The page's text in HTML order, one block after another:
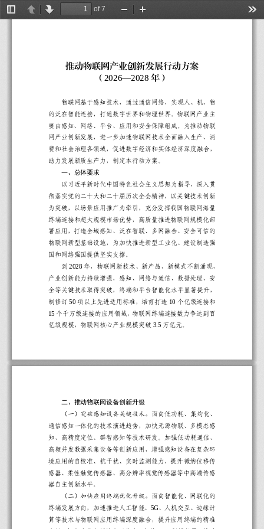
TogglePreviousNext
of 7
Zoom
推动物联网产业创新发展行动方案
（ 2026—2028 年 ）
物联网基于感知技术，通过通信网络， 实现人、机、物
的泛在智能连接，打通数字世界和物理世界。 物联网产业主
要由感知、网络、平台、应用和安全保障组成。
为推动物联
网产业创新发展，进一步加速物联网技术全面融入生产、消
费和社会治理各领域，促进数字经济和实体经济深度融合，
助力发展新质生产力，制定本行动方案。
一、
总体要求
以习近平新时代中国特色社会主义思想为指导，深入贯
彻落实党的二十大和二十届 历次全会精神， 以关键技术创新
为突破，以场景 应用推广 为牵引，充分发挥我国物联网 海量
终端连接和超大规模市场优势，高质量推进物联网规模化部
署应用，打造全域感知、泛在智联、多网融合、安全可信的
物联网新型基础设施，为加快推进新型工业化、建设制造强
国和网络强国提供坚实支撑。
到 2028 年，物联网新技术、新产品、新模式不断涌现，
产业创新能力持续增强， 感知、网络与通信、数据处理、安
全等关键技术取得突破， 终端和平台智能化水平显著提升，
制修订 50 项以上先进适用标准，培育打造 10 个亿级连接和
15 个千万级连接的应用领域，物联网终端连接数力 争达到百
亿级规模，物联网核心产业规模突破 3.5 万亿元。
二、 推动物联网设备创新升级
（一）突破感知设备关键技术。 面向低功耗、 集约化、
通信感知一体化的技术 演进趋势，加快无源物联、多模态感
知、高精度定位、群智感知等技术研发。 加强低功耗通信、
高频并发数据采集设备等创新应用 ，增强感知设备在复杂环
境应用的自校准、抗干扰、实时监测能力，提升微纳位移传
感器、柔性触觉传感器、高分辨率视觉传感器等中高端传感
器 自主创新水平。
（二） 加快 应用终端优化升级。 面向智能化、网联化的
终端发展方向 ，加速推进 人工智能、5G、 人机交互 、边缘计
算等技术与物联网应用终端深度融合， 提升应用终端的精准